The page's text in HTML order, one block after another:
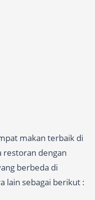
makan terbaik di
restoran dengan
berbeda di
lain sebagai berikut :